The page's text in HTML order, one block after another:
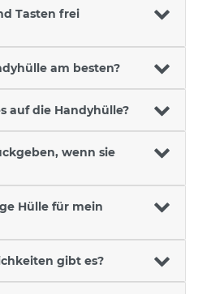
Tasten frei
am besten?
auf die Handyhülle?
wenn sie
Hülle für mein
gibt es?